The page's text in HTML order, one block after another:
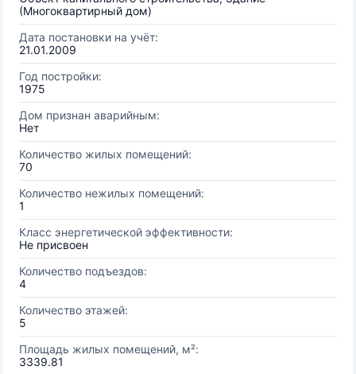
(Многоквартирный дом)
Дата постановки на учёт:
21.01.2009
Год постройки:
1975
Дом признан аварийным:
Нет
Количество жилых помещений:
70
Количество нежилых помещений:
1
Класс энергетической эффективности:
Не присвоен
Количество подъездов:
4
Количество этажей:
5
Площадь жилых помещений, м²:
3339.81